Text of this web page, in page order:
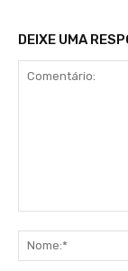
DEIXE UMA